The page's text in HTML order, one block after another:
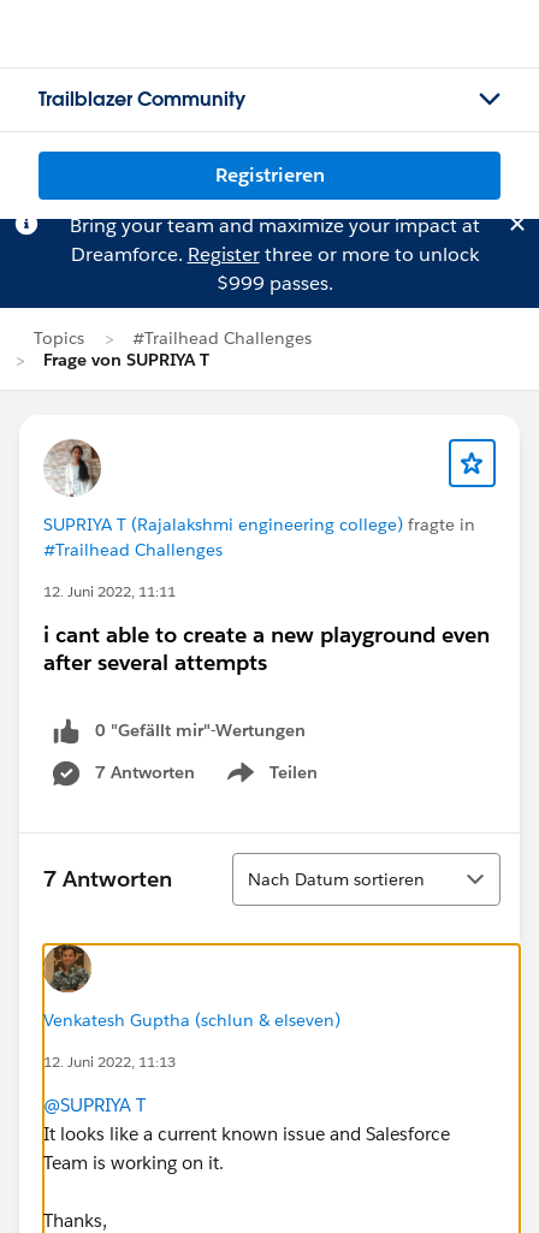
Trailblazer Community
Registrieren
Bring your team and maximize your impact at
Dreamforce. Registerthree or more to unlock
$999 passes.
Topics
#Trailhead Challenges
Frage von SUPRIYA T
SUPRIYA T (Rajalakshmi engineering college) fragte in
#Trailhead Challenges
12. Juni 2022, 11:11
i cant able to create a new playground even
after several attempts
0 "Gefällt mir"-Wertungen
7 Antworten
Teilen
Show menu
7 Antworten
Sortieren
Nach Datum sortieren
Venkatesh Guptha (schlun & elseven)
12. Juni 2022, 11:13
@SUPRIYA T
It looks like a current known issue and Salesforce
Team is working on it.
Thanks,